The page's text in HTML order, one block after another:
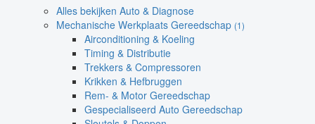
Alles bekijken Auto & Diagnose
Mechanische Werkplaats Gereedschap (1)
Airconditioning & Koeling
Timing & Distributie
Trekkers & Compressoren
Krikken & Hefbruggen
Rem- & Motor Gereedschap
Gespecialiseerd Auto Gereedschap